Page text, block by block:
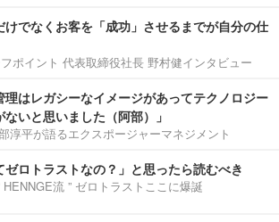
けでなくお客を「成功」させるまでが自分の仕
ポイント 代表取締役社長 野村健インタビュー
理はレガシーなイメージがあってテクノロジー
ないと思いました（阿部）」
淳平が語るエクスポージャーマネジメント
ゼロトラストなの？」と思ったら読むべき
HENNGE流 ” ゼロトラストここに爆誕